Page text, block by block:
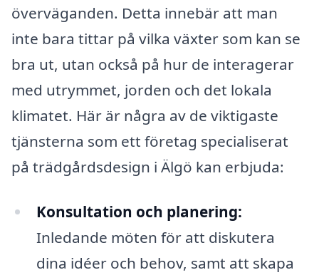
överväganden. Detta innebär att man
inte bara tittar på vilka växter som kan se
bra ut, utan också på hur de interagerar
med utrymmet, jorden och det lokala
klimatet. Här är några av de viktigaste
tjänsterna som ett företag specialiserat
på trädgårdsdesign i Älgö kan erbjuda:
Konsultation och planering:
Inledande möten för att diskutera
dina idéer och behov, samt att skapa